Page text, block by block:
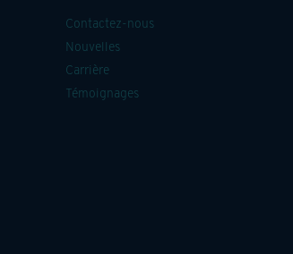
Contactez-nous
Nouvelles
Carrière
Témoignages